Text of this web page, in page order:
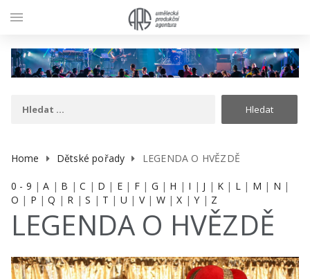
Home Dětské pořady LEGENDA O HVĚZDĚ
0 - 9 |A | B |C | D | E | F| G | H | I | J | K | L | M | N |
O | P |Q | R |S | T | U | V| W|X |Y | Z
LEGENDA O HVĚZDĚ
menu